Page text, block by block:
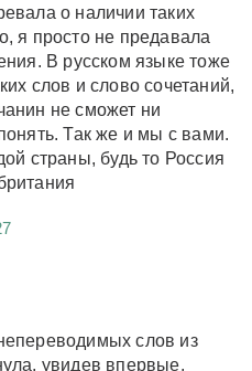
о наличии таких
я просто не предавала
В русском языке тоже
слов и слово сочетаний,
не сможет ни
Так же и мы с вами.
страны, будь то Россия
слов из
увидев впервые.